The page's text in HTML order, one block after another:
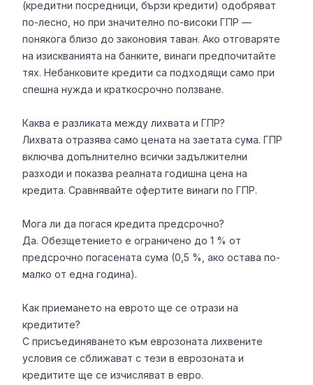
(кредитни посредници, бързи кредити) одобряват
по-лесно, но при значително по-високи ГПР —
понякога близо до законовия таван. Ако отговаряте
на изискванията на банките, винаги предпочитайте
тях. Небанковите кредити са подходящи само при
спешна нужда и краткосрочно ползване.
Каква е разликата между лихвата и ГПР?
Лихвата отразява само цената на заетата сума. ГПР
включва допълнително всички задължителни
разходи и показва реалната годишна цена на
кредита. Сравнявайте офертите винаги по ГПР.
Мога ли да погася кредита предсрочно?
Да. Обезщетението е ограничено до 1 % от
предсрочно погасената сума (0,5 %, ако остава по-
малко от една година).
Как приемането на еврото ще се отрази на
кредитите?
С присъединяването към еврозоната лихвените
условия се сближават с тези в еврозоната и
кредитите ще се изчисляват в евро.